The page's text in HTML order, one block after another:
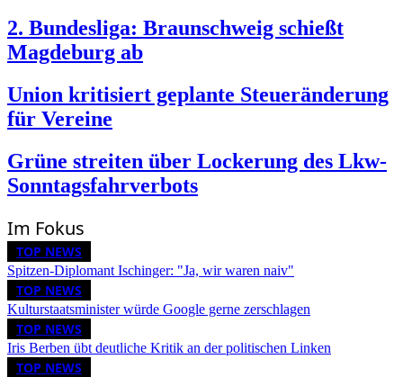
2. Bundesliga: Braunschweig schießt
Magdeburg ab
Union kritisiert geplante Steueränderung
für Vereine
Grüne streiten über Lockerung des Lkw-
Sonntagsfahrverbots
Im Fokus
TOP NEWS
Spitzen-Diplomant Ischinger: "Ja, wir waren naiv"
TOP NEWS
Kulturstaatsminister würde Google gerne zerschlagen
TOP NEWS
Iris Berben übt deutliche Kritik an der politischen Linken
TOP NEWS